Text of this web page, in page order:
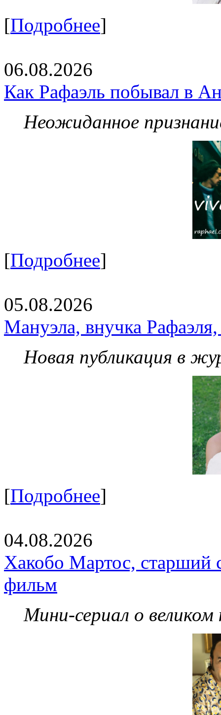
[Подробнее]
06.08.2026
Как Рафаэль побывал в
Неожиданное
[Подробнее]
05.08.2026
Мануэла, внучка
Новая публикация в
[Подробнее]
04.08.2026
Хакобо Мартос, старший
фильм
Мини-сериал о великом